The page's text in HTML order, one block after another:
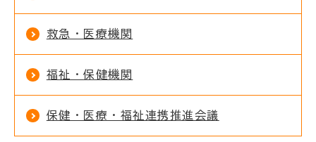
救急・医療機関
福祉・保健機関
保健・医療・福祉連携推進会議